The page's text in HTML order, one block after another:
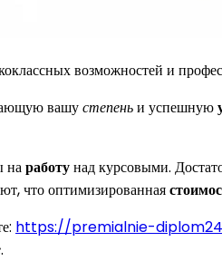
возможностей и
вашустепеньи успешную
наработунад курсовыми.
что оптимизированная
https://premialnie-
.